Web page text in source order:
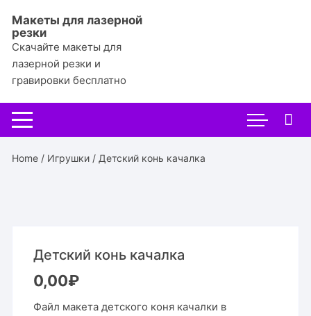
содержимому
Макеты для лазерной
резки
Скачайте макеты для
лазерной резки и
гравировки бесплатно
Home / Игрушки / Детский конь качалка
Детский конь качалка
0,00₽
Файл макета детского коня качалки в